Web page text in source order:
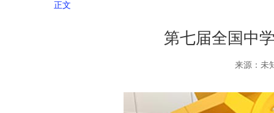
正文
第七届全国中
来源： 未